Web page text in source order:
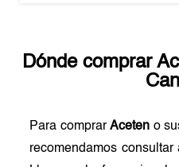
Dónde comprar
Para comprarAceten o
recomendamos consultar